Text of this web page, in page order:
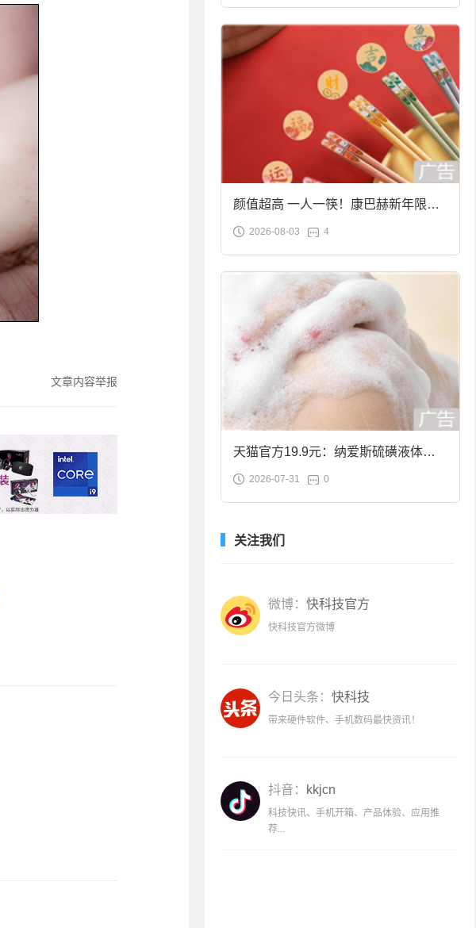
文章内容举报
颜值超高 一人一筷！康巴赫新年限定
合金筷子大促：19.9元
2026-08-03 4
天猫官方19.9元：纳爱斯硫磺液体香
皂2斤大促
2026-07-31 0
关注我们
微博： 快科技官方
快科技官方微博
今日头条： 快科技
带来硬件软件、手机数码最快资讯！
抖音： kkjcn
科技快讯、手机开箱、产品体验、应用推
荐...